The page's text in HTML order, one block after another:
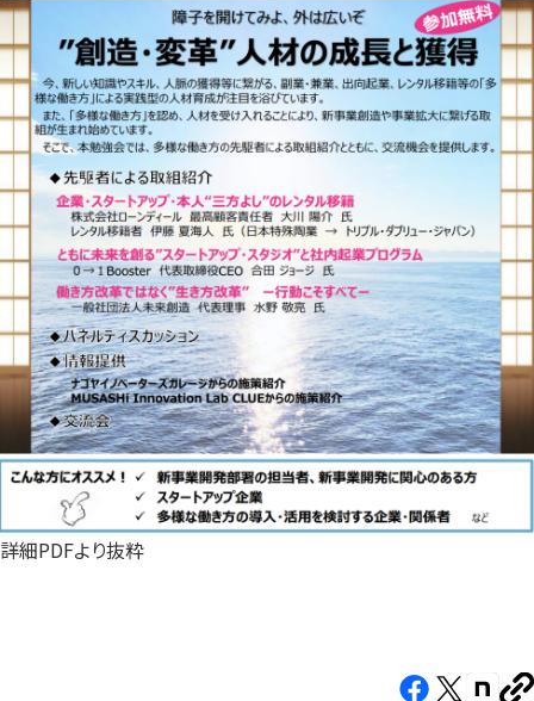
詳細PDFより抜粋
Facebook（新
X（新 note（新